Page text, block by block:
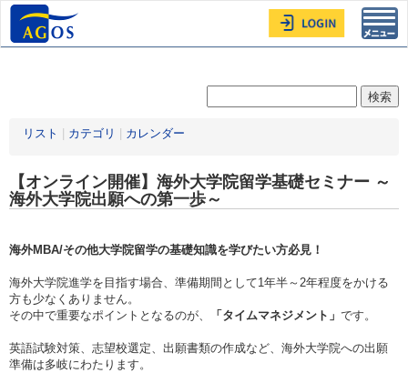
リスト カテゴリ カレンダー
【オンライン開催】海外大学院留学基礎セミナー ～
海外大学院出願への第一歩～
海外MBA/その他大学院留学の基礎知識を学びたい方必見！
海外大学院進学を目指す場合、準備期間として1年半～2年程度をかける
方も少なくありません。
その中で重要なポイントとなるのが、
「タイムマネジメント」 です。
英語試験対策、志望校選定、出願書類の作成など、海外大学院への出願
準備は多岐にわたります。